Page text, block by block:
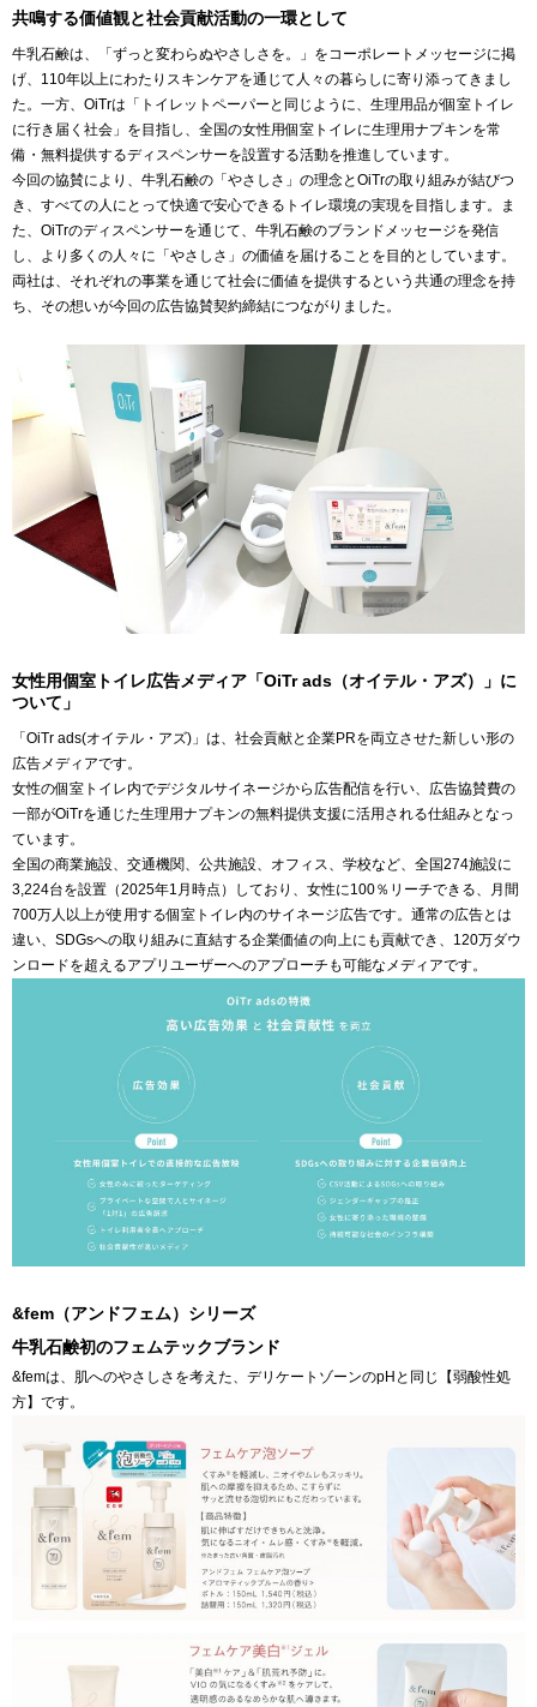
共鳴する価値観と社会貢献活動の一環として
牛乳石鹸は、「ずっと変わらぬやさしさを。」をコーポレートメッセージに掲
げ、110年以上にわたりスキンケアを通じて人々の暮らしに寄り添ってきまし
た。一方、OiTrは「トイレットペーパーと同じように、生理用品が個室トイレ
に行き届く社会」を目指し、全国の女性用個室トイレに生理用ナプキンを常
備・無料提供するディスペンサーを設置する活動を推進しています。
今回の協賛により、牛乳石鹸の「やさしさ」の理念とOiTrの取り組みが結びつ
き、すべての人にとって快適で安心できるトイレ環境の実現を目指します。ま
た、OiTrのディスペンサーを通じて、牛乳石鹸のブランドメッセージを発信
し、より多くの人々に「やさしさ」の価値を届けることを目的としています。
両社は、それぞれの事業を通じて社会に価値を提供するという共通の理念を持
ち、その想いが今回の広告協賛契約締結につながりました。
女性用個室トイレ広告メディア「OiTr ads（オイテル・アズ）」に
ついて」
「OiTr ads(オイテル・アズ)」は、社会貢献と企業PRを両立させた新しい形の
広告メディアです。
女性の個室トイレ内でデジタルサイネージから広告配信を行い、広告協賛費の
一部がOiTrを通じた生理用ナプキンの無料提供支援に活用される仕組みとなっ
ています。
全国の商業施設、交通機関、公共施設、オフィス、学校など、全国274施設に
3,224台を設置（2025年1月時点）しており、女性に100％リーチできる、月間
700万人以上が使用する個室トイレ内のサイネージ広告です。通常の広告とは
違い、SDGsへの取り組みに直結する企業価値の向上にも貢献でき、120万ダウ
ンロードを超えるアプリユーザーへのアプローチも可能なメディアです。
&fem（アンドフェム）シリーズ
牛乳石鹸初のフェムテックブランド
&femは、肌へのやさしさを考えた、デリケートゾーンのpHと同じ【弱酸性処
方】です。